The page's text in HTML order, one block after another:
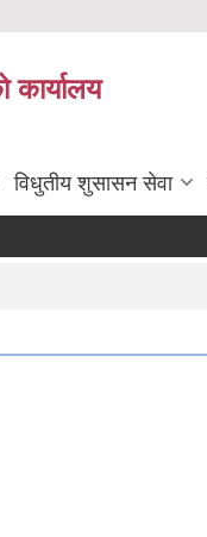
कार्यालय
विधुतीय शुसासन सेवा